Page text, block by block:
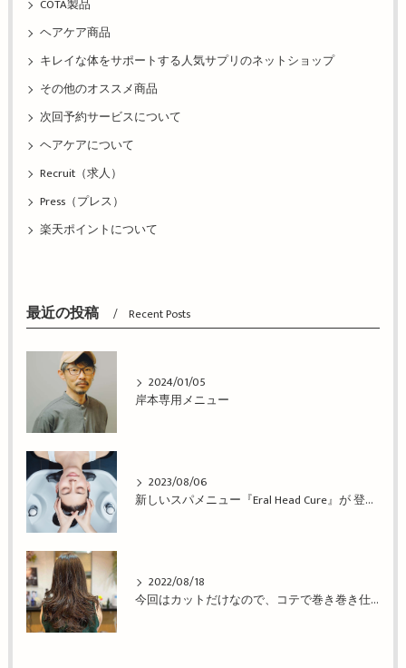
COTA製品
ヘアケア商品
キレイな体をサポートする人気サプリのネットショップ
その他のオススメ商品
次回予約サービスについて
ヘアケアについて
Recruit（求人）
Press（プレス）
楽天ポイントについて
最近の投稿 Recent Posts
2024/01/05
岸本専用メニュー
2023/08/06
新しいスパメニュー『Eral Head Cure』が 登場！姫路市の美容院BEREA(ベレア)はお客様のキレイを叶える美容室／ヘアサロン
2022/08/18
今回はカットだけなので、コテで巻き巻き仕上げ！姫路市の美容院BEREA(ベレア)はお客様のキレイを叶える美容室／ヘアサロン